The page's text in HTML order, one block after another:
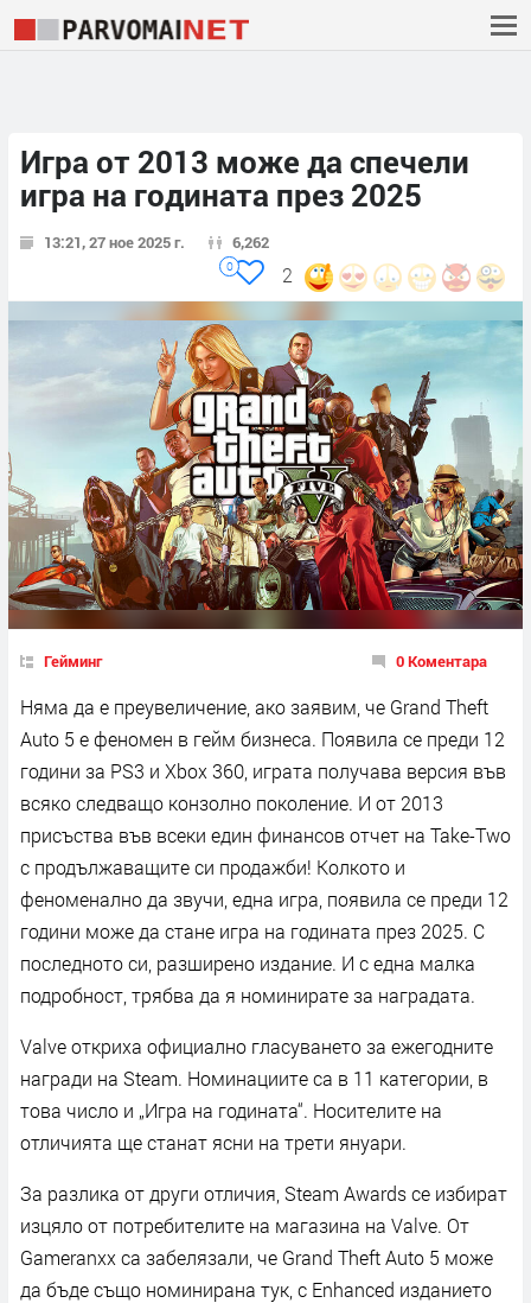
Игра от 2013 може да спечели
игра на годината през 2025
13:21, 27 ное 2025 г. 6,262
2
0
Гейминг 0 Коментара
Няма да е преувеличение, ако заявим, че Grand Theft
Auto 5 е феномен в гейм бизнеса. Появила се преди 12
години за PS3 и Xbox 360, играта получава версия във
всяко следващо конзолно поколение. И от 2013
присъства във всеки един финансов отчет на Take-Two
с продължаващите си продажби! Колкото и
феноменално да звучи, една игра, появила се преди 12
години може да стане игра на годината през 2025. С
последното си, разширено издание. И с една малка
подробност, трябва да я номинирате за наградата.
Valve откриха официално гласуването за ежегодните
награди на Steam. Номинациите са в 11 категории, в
това число и „Игра на годината“. Носителите на
отличията ще станат ясни на трети януари.
За разлика от други отличия, Steam Awards се избират
изцяло от потребителите на магазина на Valve. От
Gameranxx са забелязали, че Grand Theft Auto 5 може
да бъде също номинирана тук, с Enhanced изданието